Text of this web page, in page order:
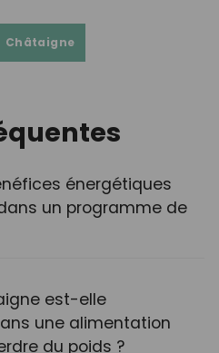
Châtaigne
énergétiques
un programme de
est-elle
une alimentation
du poids ?